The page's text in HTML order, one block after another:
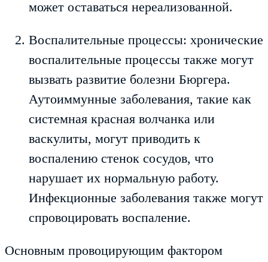
может оставаться нереализованной.
Воспалительные процессы: хронические
воспалительные процессы также могут
вызвать развитие болезни Бюргера.
Аутоиммунные заболевания, такие как
системная красная волчанка или
васкулиты, могут приводить к
воспалению стенок сосудов, что
нарушает их нормальную работу.
Инфекционные заболевания также могут
спровоцировать воспаление.
Основным провоцирующим фактором